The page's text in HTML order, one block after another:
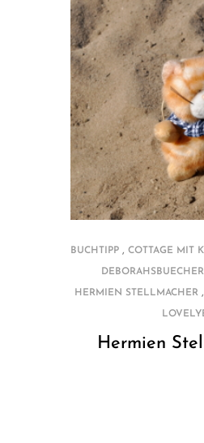
BUCHTIPP , COTTAGE MIT
HERMIEN STELLMACHER ,
Hermien